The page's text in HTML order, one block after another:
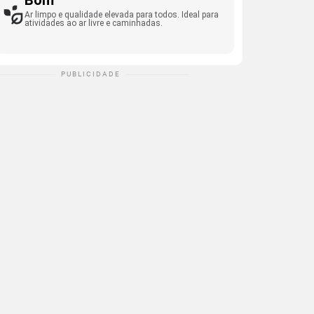
Ar limpo e qualidade elevada para todos. Ideal para
atividades ao ar livre e caminhadas.